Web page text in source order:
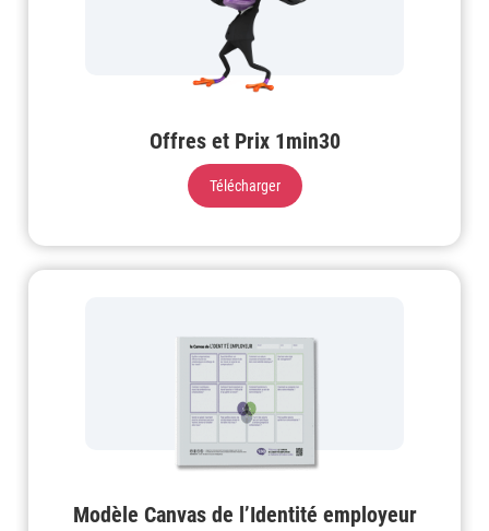
Offres et Prix 1min30
Télécharger
Modèle Canvas de l’Identité employeur